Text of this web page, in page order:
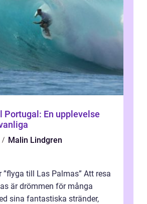
Portugal: En upplevelse
Malin Lindgren
”flyga till Las Palmas” Att resa
är drömmen för många
sina fantastiska stränder,